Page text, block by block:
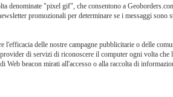
denominate "pixel gif", che consentono a
promozionali per determinare se i messaggi sono
delle nostre campagne pubblicitarie o delle
di servizi di riconoscere il computer ogni volta che
beacon mirati all'accesso o alla raccolta di